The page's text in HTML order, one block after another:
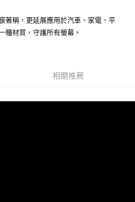
著稱，更延展應用於汽車、家電、平
種材質，守護所有螢幕。
相關推薦